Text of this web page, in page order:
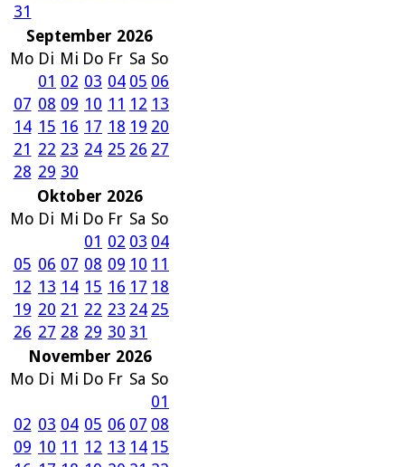
31
September 2026
Mo Di Mi Do Fr Sa So
01 02 03 04 05 06
07 08 09 10 11 12 13
14 15 16 17 18 19 20
21 22 23 24 25 26 27
28 29 30
Oktober 2026
Mo Di Mi Do Fr Sa So
01 02 03 04
05 06 07 08 09 10 11
12 13 14 15 16 17 18
19 20 21 22 23 24 25
26 27 28 29 30 31
November 2026
Mo Di Mi Do Fr Sa So
01
02 03 04 05 06 07 08
09 10 11 12 13 14 15